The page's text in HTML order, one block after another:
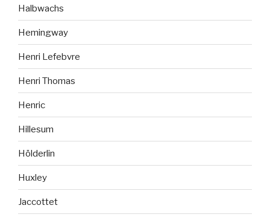
Halbwachs
Hemingway
Henri Lefebvre
Henri Thomas
Henric
Hillesum
Hölderlin
Huxley
Jaccottet